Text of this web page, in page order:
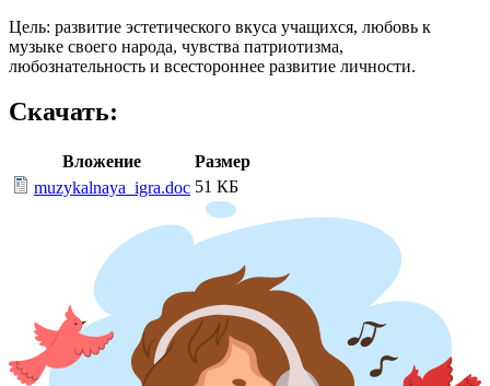
Цель: развитие эстетического вкуса учащихся, любовь к
музыке своего народа, чувства патриотизма,
любознательность и всестороннее развитие личности.
Скачать:
Вложение
Размер
muzykalnaya_igra.doc 51 КБ